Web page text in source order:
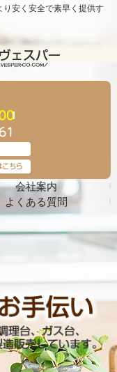
安く安全で素早く提供す
会社案内
よくある質問